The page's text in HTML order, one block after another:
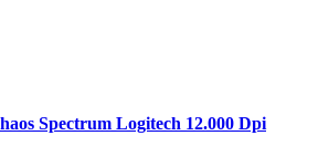
Spectrum Logitech 12.000 Dpi